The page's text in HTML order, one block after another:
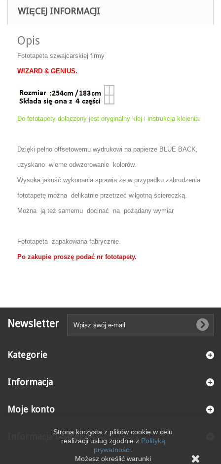
WIĘCEJ INFORMACJI
Opis
Fototapeta szwajcarskiej firmy
WIZARD & GENIUS.
Do fototapety dołączony jest oryginalny klej i instrukcja klejenia.
Dzięki pełno offsetowemu wydrukowi na papierze BLUE BACK,
uzyskano wierne odwzorowanie kolorów.
Wysoka jakość wykonania sprawia że w przypadku zabrudzenia
fototapetę można delikatnie przetrzeć wilgotną ściereczką.
Można ją też samemu docinać na pożądany wymiar
Fototapeta zapakowana fabrycznie.
Po zakupie proszę podać nr fototapety.
Newsletter
Kategorie
Informacja
Moje konto
Informacja o sklepieStrona korzysta z plików cookie w celu
realizacji usług zgodnie z Polityką
prywatności
Możesz określić warunki